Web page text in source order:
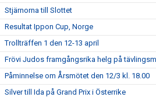
Stjärnorna till Slottet
Resultat Ippon Cup, Norge
Trollträffen 1 den 12-13 april
Frövi Judos framgångsrika helg på
Påminnelse om Årsmötet den 12/3 kl. 18.00
Silver till Ida på Grand Prix i Österrike